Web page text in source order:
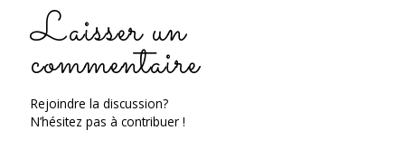
Laisser un
commentaire
Rejoindre la discussion?
N’hésitez pas à contribuer !